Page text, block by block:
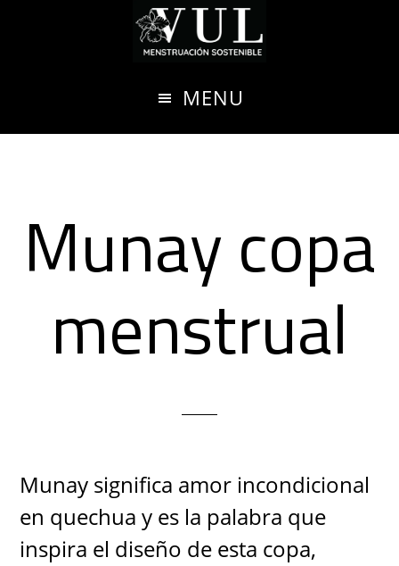
MENU
Munay copa
menstrual
Munay significa amor incondicional
en quechua y es la palabra que
inspira el diseño de esta copa,